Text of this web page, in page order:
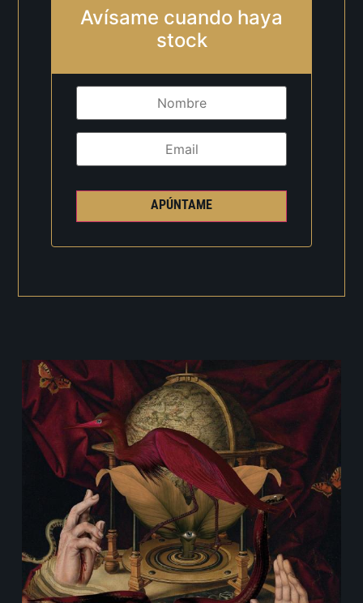
Avísame cuando haya
stock
APÚNTAME